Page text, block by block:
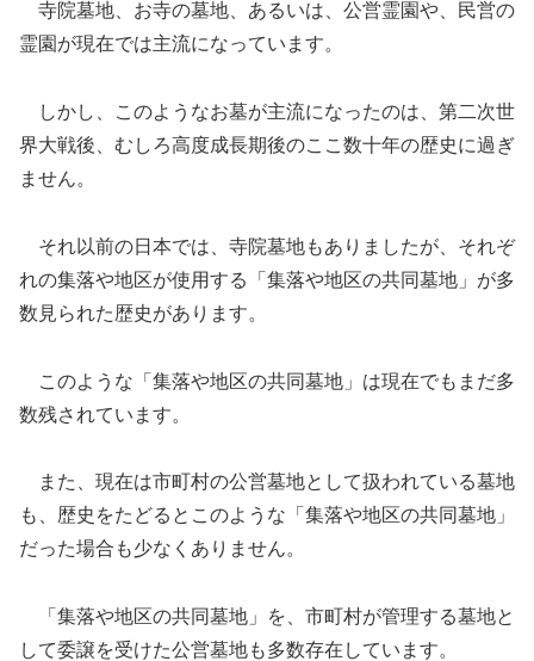
寺院墓地、お寺の墓地、あるいは、公営霊園や、民営の
霊園が現在では主流になっています。
しかし、このようなお墓が主流になったのは、第二次世
界大戦後、むしろ高度成長期後のここ数十年の歴史に過ぎ
ません。
それ以前の日本では、寺院墓地もありましたが、それぞ
れの集落や地区が使用する「集落や地区の共同墓地」が多
数見られた歴史があります。
このような「集落や地区の共同墓地」は現在でもまだ多
数残されています。
また、現在は市町村の公営墓地として扱われている墓地
も、歴史をたどるとこのような「集落や地区の共同墓地」
だった場合も少なくありません。
「集落や地区の共同墓地」を、市町村が管理する墓地と
して委譲を受けた公営墓地も多数存在しています。